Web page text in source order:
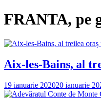
FRANTA, pe
Aix-les-Bains, al
19 ianuarie 202020 ianuarie